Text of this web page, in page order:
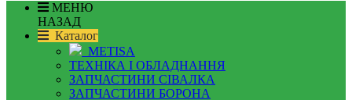
МЕНЮ
НАЗАД
Каталог
METISA
ТЕХНІКА І ОБЛАДНАННЯ
ЗАПЧАСТИНИ СІВАЛКА
ЗАПЧАСТИНИ БОРОНА